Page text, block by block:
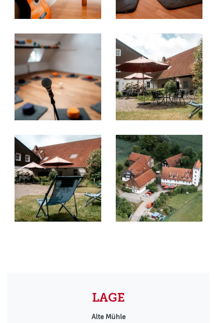
LAGE
Alte Mühle